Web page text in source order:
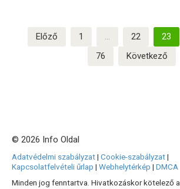
Bejegyzések
lapozása
Előző 1 … 22 23
76
Következő
© 2026 Info Oldal
Adatvédelmi szabályzat| Cookie-szabályzat|
Kapcsolatfelvételi űrlap | Webhelytérkép | DMCA
Minden jog fenntartva. Hivatkozáskor kötelező a